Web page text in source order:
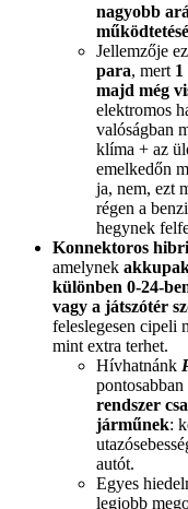
nagyobb
Jellemzője
para, mert
majd még
elektromos
valóságban
klíma + az
emelkedőn
ja, nem, ezt
régen a
hegynek
Konnektoros
amelynek
különben 0-24-
vagy a játszótér
feleslegesen cipeli
mint extra terhet.
Hívhatnánk
rendszer
járműnek:
autót.
Egyes
legjobb